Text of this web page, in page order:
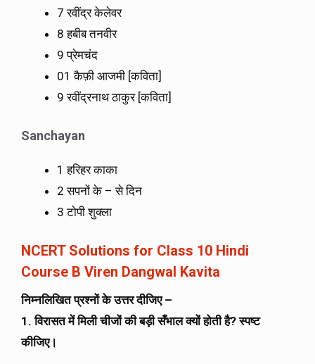
7 रवींद्र केलेवर
8 हबीब तनवीर
9 प्रेमचंद
01 कैफ़ी आजमी [कविता]
9 रवींद्रनाथ ठाकुर [कविता]
Sanchayan
1 हरिहर काका
2 सपनों के – से दिन
3 टोपी शुक्ला
NCERT Solutions for Class 10 Hindi
Course B Viren Dangwal Kavita
निम्नलिखित प्रश्नों के उत्तर दीजिए –
1. विरासत में मिली चीजों की बड़ी सँभाल क्यों होती है? स्पष्ट
कीजिए।